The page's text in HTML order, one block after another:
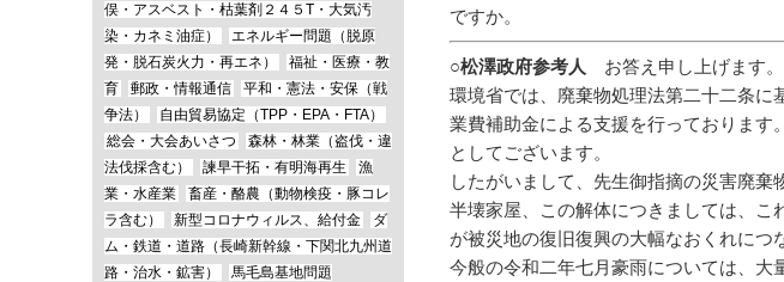
ですか。
○松澤政府参考人 お答え申し上げます。
環境省では、廃棄物処理法第二十二条に
業費補助金による支援を行っております
としてございます。
したがいまして、先生御指摘の災害廃棄
半壊家屋、この解体につきましては、こ
が被災地の復旧復興の大幅なおくれにつ
今般の令和二年七月豪雨については、大
俣・アスベスト・枯葉剤２４５T・大気汚
染・カネミ油症）
エネルギー問題（脱原
発・脱石炭火力・再エネ）
福祉・医療・教
育
郵政・情報通信
平和・憲法・安保（戦
争法）
自由貿易協定（TPP・EPA・FTA）
総会・大会あいさつ
森林・林業（盗伐・違
法伐採含む）
諫早干拓・有明海再生
漁
業・水産業
畜産・酪農（動物検疫・豚コレ
ラ含む）
新型コロナウィルス、給付金
ダ
ム・鉄道・道路（長崎新幹線・下関北九州道
路・治水・鉱害）
馬毛島基地問題